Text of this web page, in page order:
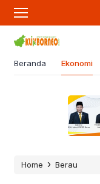
Beranda Ekonomi
Home › Berau